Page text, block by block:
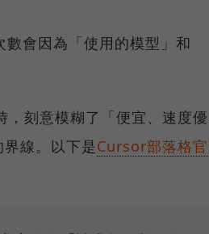
會因為「使用的模型」和
刻意模糊了「便宜、速度優
線。以下是Cursor部落格官